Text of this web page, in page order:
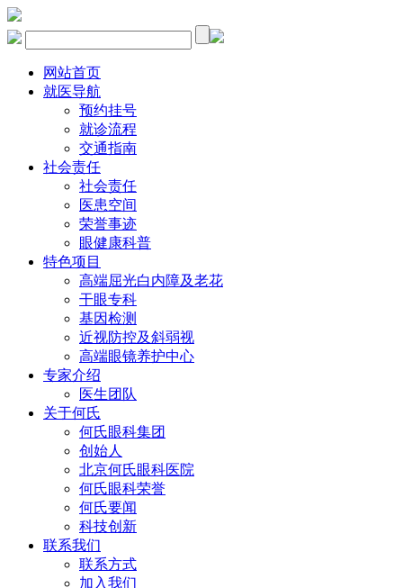
网站首页
就医导航
预约挂号
就诊流程
交通指南
社会责任
社会责任
医患空间
荣誉事迹
眼健康科普
特色项目
高端屈光白内障及老花
干眼专科
基因检测
近视防控及斜弱视
高端眼镜养护中心
专家介绍
医生团队
关于何氏
何氏眼科集团
创始人
北京何氏眼科医院
何氏眼科荣誉
何氏要闻
科技创新
联系我们
联系方式
加入我们